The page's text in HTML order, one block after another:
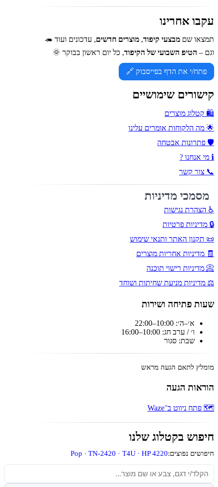
עקבו אחרינו
תמצאו שם מבצעי קיפוד, מוצרים חדשים, עדכונים ועוד 🦔
וגם – הטיפ השבועי של הקיפוד, כל יום ראשון בבוקר 🌞
פתח/י את הדף בפייסבוק 🔗
קישורים שימושיים
🛍️ קטלוג מוצרים
🌟 מה הלקוחות אומרים עלינו
🛡️ פתרונות אבטחה
ℹ️ מי אנחנו ?
📞 צור קשר
מסמכי מדיניות
♿ הצהרת נגישות
🔒 מדיניות פרטיות
📜 תקנון האתר ותנאי שימוש
🧾 מדיניות אחריות מוצרים
📀 מדיניות רישוי תוכנה
⚖️ מדיניות מניעת שחיתות ושוחד
שעות פתיחה ושירות
א׳–ה׳: 10:00–22:00
ו׳ / ערב חג: 10:00–16:00
שבת: סגור
מומלץ לתאם הגעה מראש
הוראות הגעה
🗺️ פתח ניווט ב־Waze
חיפוש בקטלוג שלנו
חיפושים נפוצים:HP 4220
T4U
TN-2420
Pop
חיפוש מוצרים